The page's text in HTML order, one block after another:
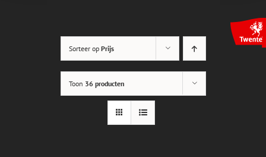
Sorteer op Prijs
Toon 36 producten